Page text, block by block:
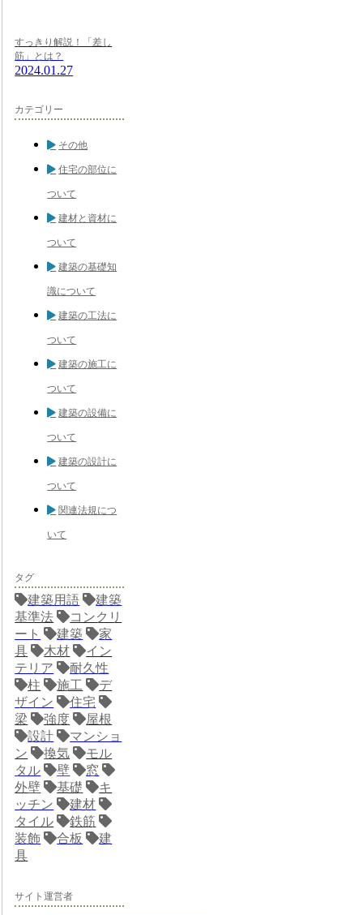
すっきり解説！「差し
筋」とは？
2024.01.27
カテゴリー
その他
住宅の部位に
ついて
建材と資材に
ついて
建築の基礎知
識について
建築の工法に
ついて
建築の施工に
ついて
建築の設備に
ついて
建築の設計に
ついて
関連法規につ
いて
タグ
建築用語
建築
基準法
コンクリ
ート
建築
家
具
木材
イン
テリア
耐久性
柱
施工
デ
ザイン
住宅
梁
強度
屋根
設計
マンショ
ン
換気
モル
タル
壁
窓
外壁
基礎
キ
ッチン
建材
タイル
鉄筋
装飾
合板
建
具
サイト運営者